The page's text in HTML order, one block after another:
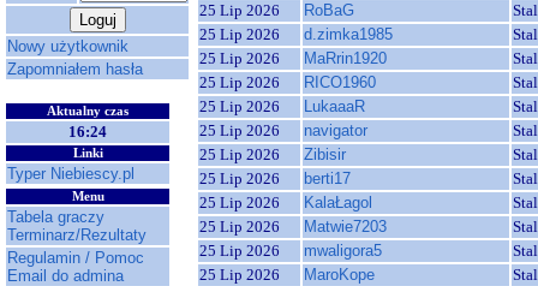
Nowy użytkownik
Zapomniałem hasła
Aktualny czas
16:24
Linki
Typer Niebiescy.pl
Menu
Tabela graczy
Terminarz/Rezultaty
Regulamin / Pomoc
Email do admina
25 Lip 2026
RoBaG
25 Lip 2026
d.zimka1985
25 Lip 2026
MaRrin1920
25 Lip 2026
RICO1960
25 Lip 2026
LukaaaR
25 Lip 2026
navigator
25 Lip 2026
Zibisir
25 Lip 2026
berti17
25 Lip 2026
KalaŁagol
25 Lip 2026
Matwie7203
25 Lip 2026
mwaligora5
25 Lip 2026
MaroKope